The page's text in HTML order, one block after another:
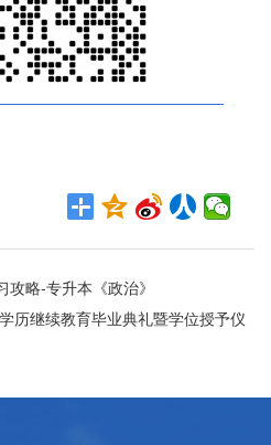
略-专升本《政治》
历继续教育毕业典礼暨学位授予仪